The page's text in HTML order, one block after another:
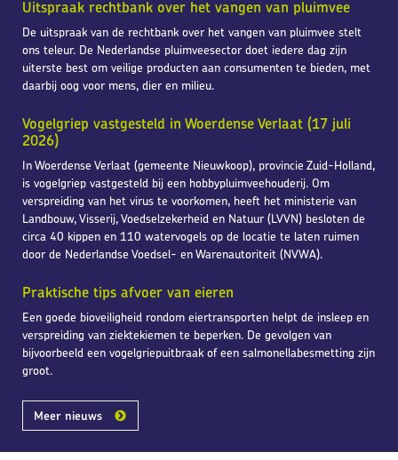
Uitspraak rechtbank over het vangen van pluimvee
De uitspraak van de rechtbank over het vangen van pluimvee stelt
ons teleur. De Nederlandse pluimveesector doet iedere dag zijn
uiterste best om veilige producten aan consumenten te bieden, met
daarbij oog voor mens, dier en milieu.
Vogelgriep vastgesteld in Woerdense Verlaat (17 juli
2026)
In Woerdense Verlaat (gemeente Nieuwkoop), provincie Zuid-Holland,
is vogelgriep vastgesteld bij een hobbypluimveehouderij. Om
verspreiding van het virus te voorkomen, heeft het ministerie van
Landbouw, Visserij, Voedselzekerheid en Natuur (LVVN) besloten de
circa 40 kippen en 110 watervogels op de locatie te laten ruimen
door de Nederlandse Voedsel- en Warenautoriteit (NVWA).
Praktische tips afvoer van eieren
Een goede bioveiligheid rondom eiertransporten helpt de insleep en
verspreiding van ziektekiemen te beperken. De gevolgen van
bijvoorbeeld een vogelgriepuitbraak of een salmonellabesmetting zijn
groot.
Meer nieuws